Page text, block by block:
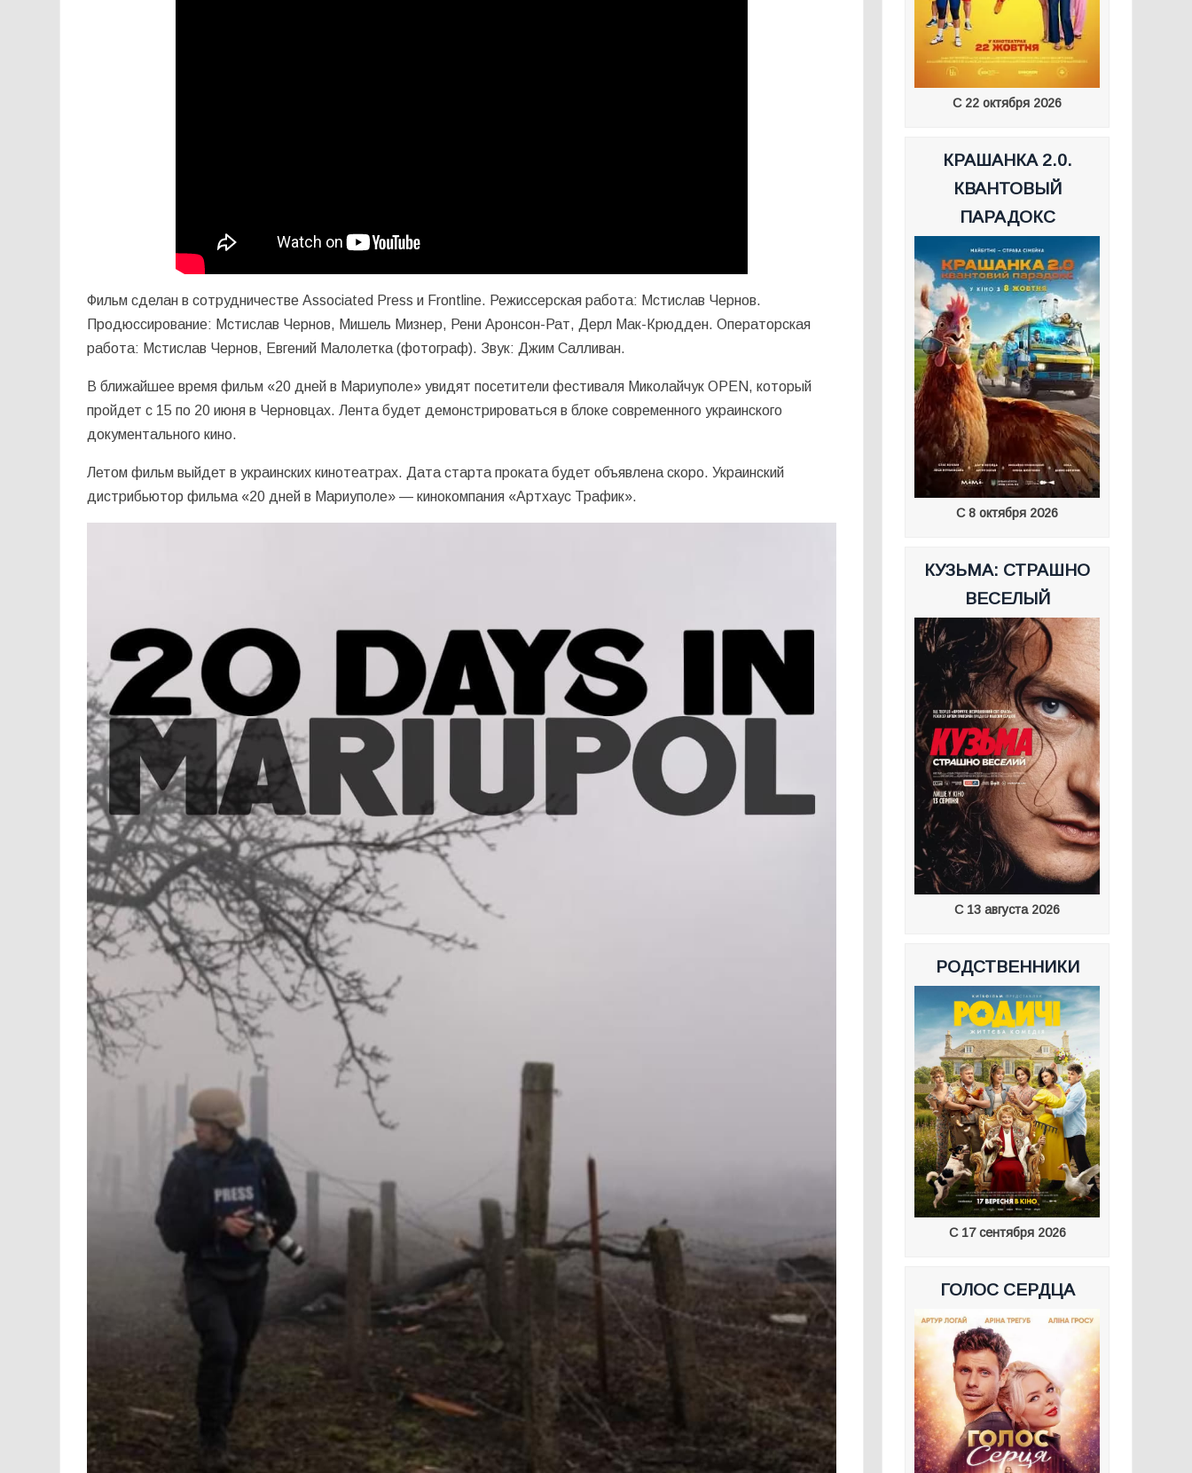
Фильм сделан в сотрудничестве Associated Press и Frontline. Режиссерская работа: Мстислав Чернов.
Продюссирование: Мстислав Чернов, Мишель Мизнер, Рени Аронсон-Рат, Дерл Мак-Крюдден. Операторская
работа: Мстислав Чернов, Евгений Малолетка (фотограф). Звук: Джим Салливан.
В ближайшее время фильм «20 дней в Мариуполе» увидят посетители фестиваля Миколайчук OPEN, который
пройдет с 15 по 20 июня в Черновцах. Лента будет демонстрироваться в блоке современного украинского
документального кино.
Летом фильм выйдет в украинских кинотеатрах. Дата старта проката будет объявлена скоро. Украинский
дистрибьютор фильма «20 дней в Мариуполе» — кинокомпания «Артхаус Трафик».
С 22 октября 2026
КРАШАНКА 2.0.
КВАНТОВЫЙ
ПАРАДОКС
С 8 октября 2026
КУЗЬМА: СТРАШНО
ВЕСЕЛЫЙ
С 13 августа 2026
РОДСТВЕННИКИ
С 17 сентября 2026
ГОЛОС СЕРДЦА